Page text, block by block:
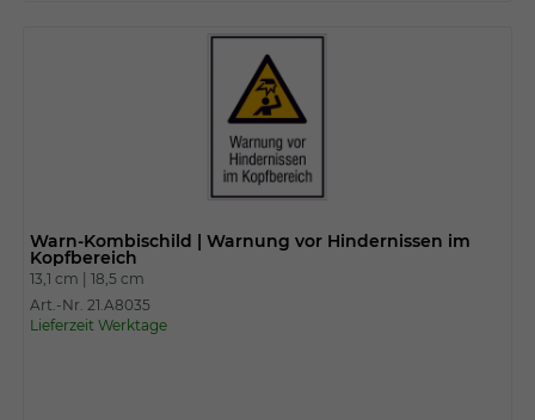
Warn-Kombischild | Warnung vor Hindernissen im
Kopfbereich
13,1 cm | 18,5 cm
Art.-Nr. 21.A8035
Lieferzeit Werktage